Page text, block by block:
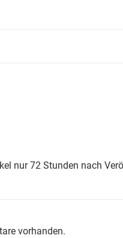
nur 72 Stunden nach
vorhanden.